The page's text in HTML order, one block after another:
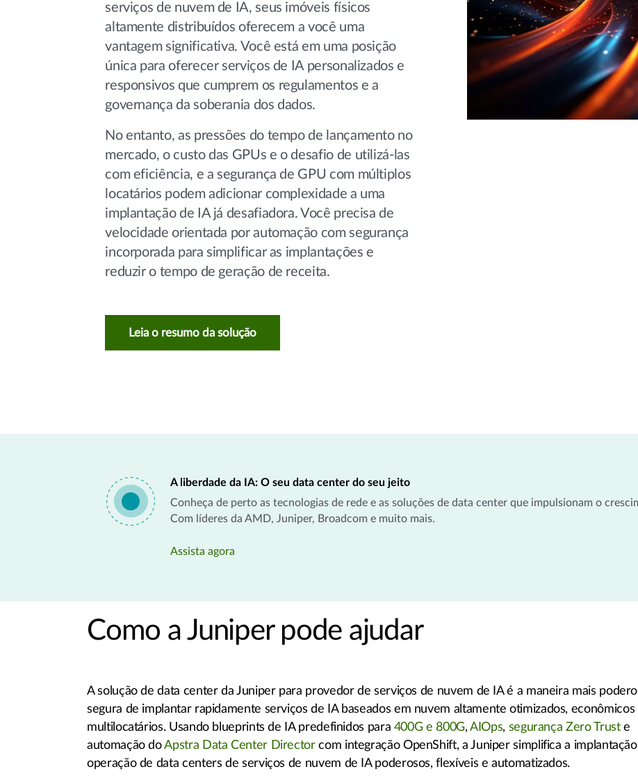
serviços de nuvem de IA, seus imóveis físicos
altamente distribuídos oferecem a você uma
vantagem significativa. Você está em uma posição
única para oferecer serviços de IA personalizados e
responsivos que cumprem os regulamentos e a
governança da soberania dos dados.
No entanto, as pressões do tempo de lançamento no
mercado, o custo das GPUs e o desafio de utilizá-las
com eficiência, e a segurança de GPU com múltiplos
locatários podem adicionar complexidade a uma
implantação de IA já desafiadora. Você precisa de
velocidade orientada por automação com segurança
incorporada para simplificar as implantações e
reduzir o tempo de geração de receita.
Leia o resumo da solução
A liberdade da IA: O seu data center do seu jeito
Conheça de perto as tecnologias de rede e as soluções de data center que impulsionam o
Com líderes da AMD, Juniper, Broadcom e muito mais.
Assista agora
Como a Juniper pode ajudar
A solução de data center da Juniper para provedor de serviços de nuvem de IA é a maneira mais
segura de implantar rapidamente serviços de IA baseados em nuvem altamente otimizados, econômicos
multilocatários. Usando blueprints de IA predefinidos para 400G e 800G,AIOps, segurança Zero Truste
automação doApstra Data Center Directorcom integração OpenShift, a Juniper simplifica a
operação de data centers de serviços de nuvem de IA poderosos, flexíveis e automatizados.